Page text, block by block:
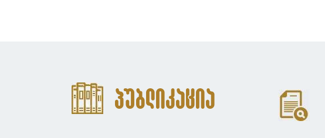
პუბლიკაცია